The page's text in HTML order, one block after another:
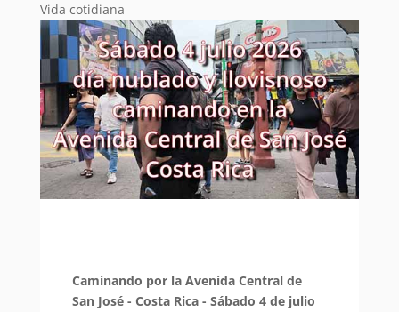
Vida cotidiana
Caminando por la Avenida Central de
San José - Costa Rica - Sábado 4 de julio